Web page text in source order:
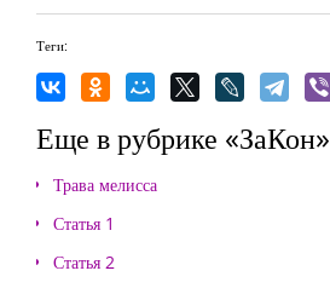
Теги:
Еще в рубрике «ЗаКон»
Трава мелисса
Статья 1
Статья 2